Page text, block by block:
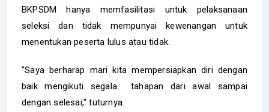
BKPSDM hanya memfasilitasi untuk pelaksanaan
seleksi dan tidak mempunyai kewenangan untuk
menentukan peserta lulus atau tidak.
"Saya berharap mari kita mempersiapkan diri dengan
baik mengikuti segala tahapan dari awal sampai
dengan selesai," tuturnya.